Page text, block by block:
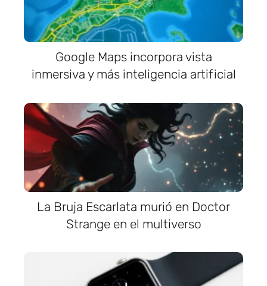
Google Maps incorpora vista
inmersiva y más inteligencia artificial
La Bruja Escarlata murió en Doctor
Strange en el multiverso